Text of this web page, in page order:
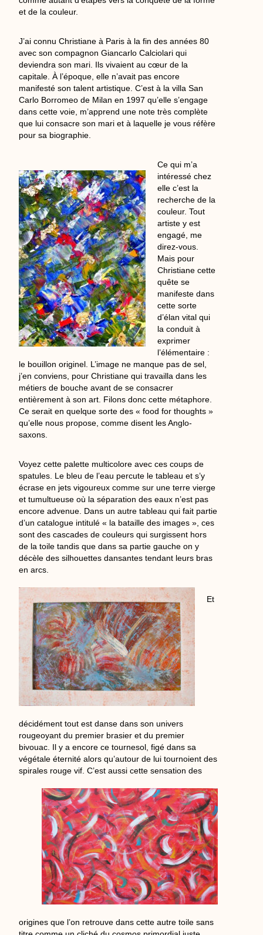
et de la couleur.
J’ai connu Christiane à Paris à la fin des années 80
avec son compagnon Giancarlo Calciolari qui
deviendra son mari. Ils vivaient au cœur de la
capitale. À l’époque, elle n’avait pas encore
manifesté son talent artistique. C’est à la villa San
Carlo Borromeo de Milan en 1997 qu’elle s’engage
dans cette voie, m’apprend une note très complète
que lui consacre son mari et à laquelle je vous réfère
pour sa biographie.
Ce qui m’a
intéressé chez
elle c’est la
recherche de la
couleur. Tout
artiste y est
engagé, me
direz-vous.
Mais pour
Christiane cette
quête se
manifeste dans
cette sorte
d’élan vital qui
la conduit à
exprimer
l’élémentaire :
le bouillon originel. L’image ne manque pas de sel,
j’en conviens, pour Christiane qui travailla dans les
métiers de bouche avant de se consacrer
entièrement à son art. Filons donc cette métaphore.
Ce serait en quelque sorte des « food for thoughts »
qu’elle nous propose, comme disent les Anglo-
saxons.
Voyez cette palette multicolore avec ces coups de
spatules. Le bleu de l’eau percute le tableau et s’y
écrase en jets vigoureux comme sur une terre vierge
et tumultueuse où la séparation des eaux n’est pas
encore advenue. Dans un autre tableau qui fait partie
d’un catalogue intitulé « la bataille des images », ces
sont des cascades de couleurs qui surgissent hors
de la toile tandis que dans sa partie gauche on y
décèle des silhouettes dansantes tendant leurs bras
en arcs.
Et
décidément tout est danse dans son univers
rougeoyant du premier brasier et du premier
bivouac. Il y a encore ce tournesol, figé dans sa
végétale éternité alors qu’autour de lui tournoient des
spirales rouge vif.C’est aussi cette sensation des
origines que l’on retrouve dans cette autre toile sans